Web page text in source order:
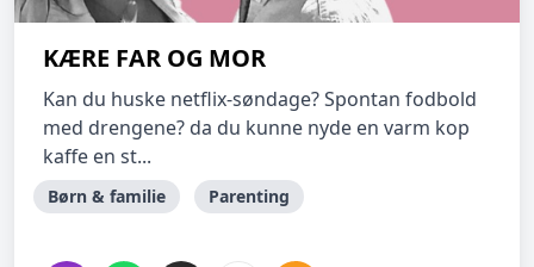
KÆRE FAR OG MOR
Kan du huske netflix-søndage? Spontan fodbold
med drengene? da du kunne nyde en varm kop
kaffe en st...
Børn & familie Parenting